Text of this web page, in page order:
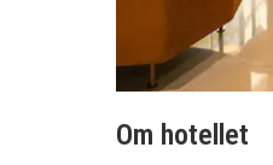
Om hotellet